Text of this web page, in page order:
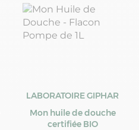
LABORATOIRE GIPHAR
Mon huile de douche
certifiée BIO